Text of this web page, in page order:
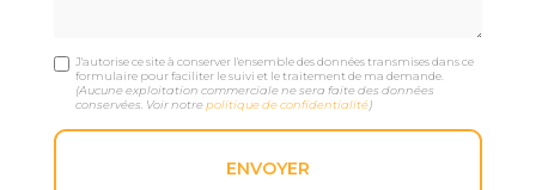
J'autorise ce site à conserver l'ensemble des données transmises dans ce
formulaire pour faciliter le suivi et le traitement de ma demande.
(Aucune exploitation commerciale ne sera faite des données
conservées. Voir notrepolitique de confidentialité)